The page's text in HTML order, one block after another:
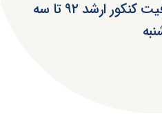
اعلام نتایج تکمیل ظرفیت کنکور ارشد ۹۲ تا سه